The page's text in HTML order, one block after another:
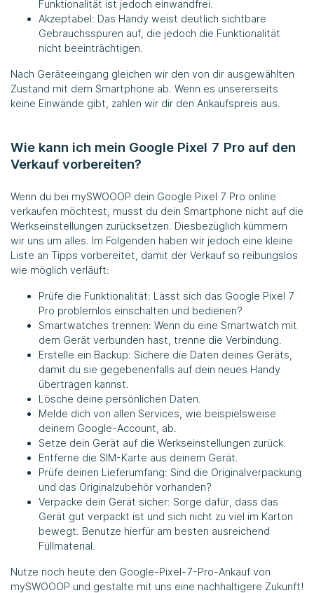
Funktionalität ist jedoch einwandfrei.
Akzeptabel: Das Handy weist deutlich sichtbare
Gebrauchsspuren auf, die jedoch die Funktionalität
nicht beeinträchtigen.
Nach Geräteeingang gleichen wir den von dir ausgewählten
Zustand mit dem Smartphone ab. Wenn es unsererseits
keine Einwände gibt, zahlen wir dir den Ankaufspreis aus.
Wie kann ich mein Google Pixel 7 Pro auf den
Verkauf vorbereiten?
Wenn du bei mySWOOOP dein Google Pixel 7 Pro online
verkaufen möchtest, musst du dein Smartphone nicht auf die
Werkseinstellungen zurücksetzen. Diesbezüglich kümmern
wir uns um alles. Im Folgenden haben wir jedoch eine kleine
Liste an Tipps vorbereitet, damit der Verkauf so reibungslos
wie möglich verläuft:
Prüfe die Funktionalität: Lässt sich das Google Pixel 7
Pro problemlos einschalten und bedienen?
Smartwatches trennen: Wenn du eine Smartwatch mit
dem Gerät verbunden hast, trenne die Verbindung.
Erstelle ein Backup: Sichere die Daten deines Geräts,
damit du sie gegebenenfalls auf dein neues Handy
übertragen kannst.
Lösche deine persönlichen Daten.
Melde dich von allen Services, wie beispielsweise
deinem Google-Account, ab.
Setze dein Gerät auf die Werkseinstellungen zurück.
Entferne die SIM-Karte aus deinem Gerät.
Prüfe deinen Lieferumfang: Sind die Originalverpackung
und das Originalzubehör vorhanden?
Verpacke dein Gerät sicher: Sorge dafür, dass das
Gerät gut verpackt ist und sich nicht zu viel im Karton
bewegt. Benutze hierfür am besten ausreichend
Füllmaterial.
Nutze noch heute den Google-Pixel-7-Pro-Ankauf von
mySWOOOP und gestalte mit uns eine nachhaltigere Zukunft!